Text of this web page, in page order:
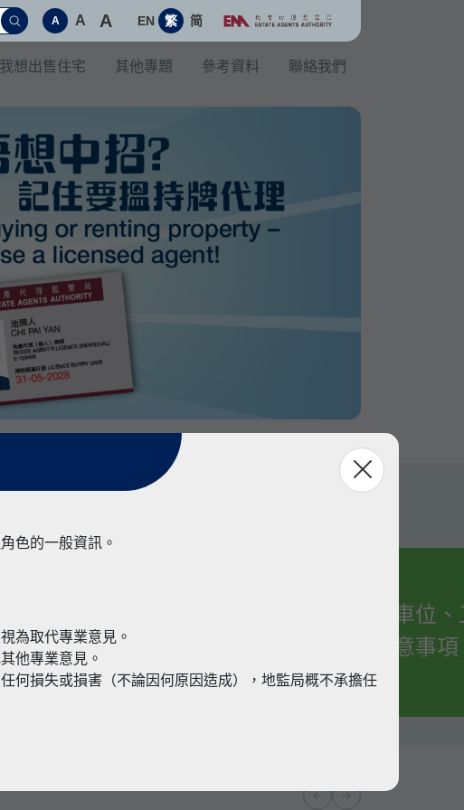
A A A EN 繁 简
我想出售住宅 其他專題 參考資料 聯絡我們
物業
有關車位
的注意事項
色的一般資訊。
為取代專業意見。
他專業意見。
何損失或損害（不論因何原因造成），地監局概不承擔任